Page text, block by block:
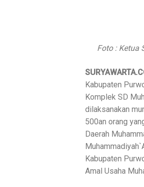
Foto : Ketua
Kabupaten
Komplek SD
dilaksanakan
500an orang
Daerah
Kabupaten
Amal Usaha